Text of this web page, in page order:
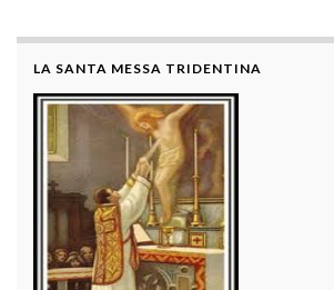
LA SANTA MESSA TRIDENTINA